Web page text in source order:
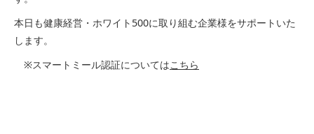
本日も健康経営・ホワイト500に取り組む企業様をサポートいた
します。
※スマートミール認証についてはこちら